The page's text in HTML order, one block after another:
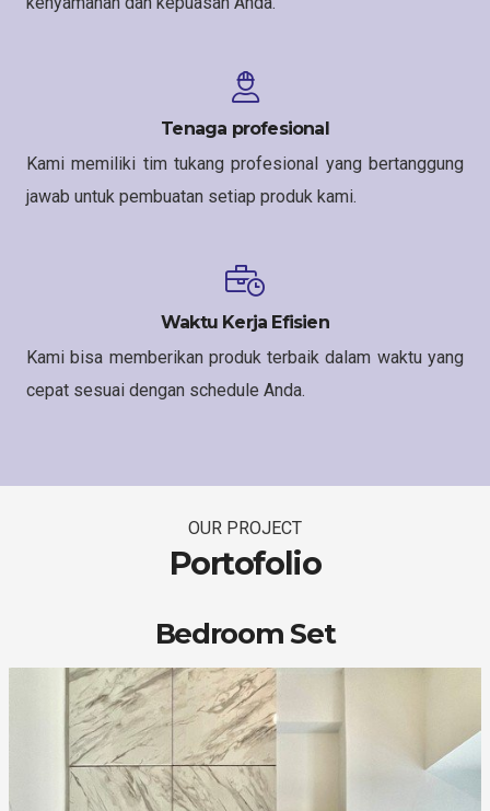
Tenaga profesional
Kami memiliki tim tukang profesional yang bertanggung
jawab untuk pembuatan setiap produk kami.
Waktu Kerja Efisien
Kami bisa memberikan produk terbaik dalam waktu yang
cepat sesuai dengan schedule Anda.
OUR PROJECT
Portofolio
Bedroom Set